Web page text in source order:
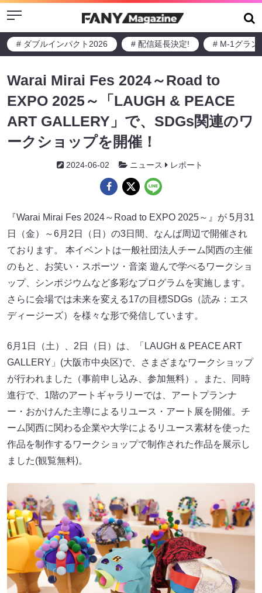
Menu
# ダブルインパクト2026 # 配信延長決定! # M-1グラン
Warai Mirai Fes 2024～Road to
EXPO 2025～「LAUGH & PEACE
ART GALLERY」で、SDGs関連のワ
ークショップを開催！
2024-06-02 ニュース レポート
『Warai Mirai Fes 2024～Road to EXPO 2025～』が 5月31
日（金）～6月2日（日）の3日間、なんば周辺で開催され
ております。 本イベントは一般社団法人チーム関西の主催
のもと、お笑い・スポーツ・音楽 遊んで学べるワークショ
ップ、シンポジウムなど多彩なプログラムを実施します。
さらに会場では未来を変える17の目標SDGs（読み：エス
ディージーズ）を様々な形で発信しています。
6月1日（土）、2日（日）は、「LAUGH & PEACE ART
GALLERY」(大阪市中央区)で、さまざまなワークショップ
が行われました（事前申し込み、参加無料）。また、同時
進行で、1階のアートギャラリーでは、アートプランナ
ー・おかけんた主導によるリユース・アート展を開催。チ
ーム関西に関わる企業や大学によるリユース素材を使った
作品を制作するワークショップで制作された作品を展示し
ました(観覧無料)。